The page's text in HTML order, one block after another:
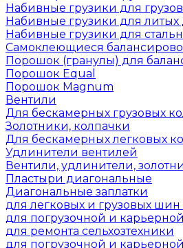
Набивные грузики для
Набивные грузики для литых
Набивные грузики для
Самоклеющиеся
Порошок (гранулы) для
Порошок Equal
Порошок Magnum
Вентили
Для бескамерных грузовых
Золотники, колпачки
Для бескамерных легковых
Удлинители вентилей
Вентили, удлинители,
Пластыри диагональные
Диагональные заплатки
для легковых и грузовых шин
для погрузочной и
для ремонта сельхозтехники
для погрузочной и